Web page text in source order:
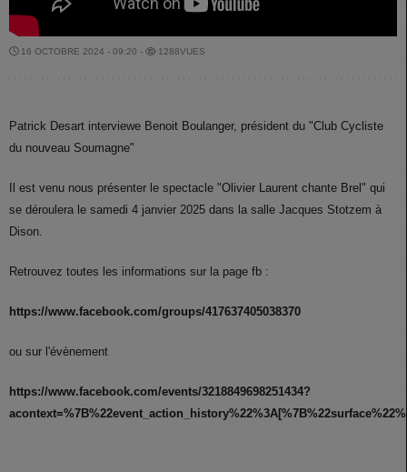
16 OCTOBRE 2024 - 09:20 - 1288VUES
Patrick Desart interviewe Benoit Boulanger, président du "Club Cycliste
du nouveau Soumagne"
Il est venu nous présenter le spectacle "Olivier Laurent chante Brel" qui
se déroulera le samedi 4 janvier 2025 dans la salle Jacques Stotzem à
Dison.
Retrouvez toutes les informations sur la page fb :
https://www.facebook.com/groups/417637405038370
ou sur l'évènement
https://www.facebook.com/events/3218849698251434?